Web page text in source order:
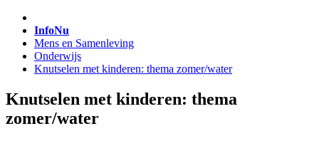
InfoNu
Mens en Samenleving
Onderwijs
Knutselen met kinderen: thema zomer/water
Knutselen met kinderen: thema
zomer/water